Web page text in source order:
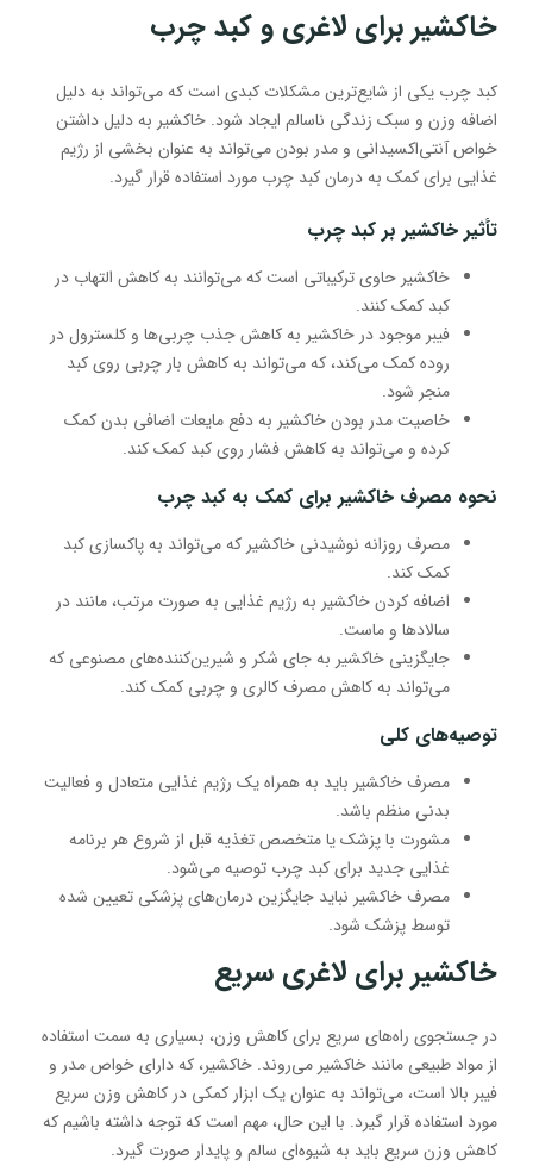
خاکشیر برای لاغری و کبد چرب
کبد چرب یکی از شایع‌ترین مشکلات کبدی است که می‌تواند به دلیل
اضافه وزن و سبک زندگی ناسالم ایجاد شود. خاکشیر به دلیل داشتن
خواص آنتی‌اکسیدانی و مدر بودن می‌تواند به عنوان بخشی از رژیم
غذایی برای کمک به درمان کبد چرب مورد استفاده قرار گیرد.
تأثیر خاکشیر بر کبد چرب
خاکشیر حاوی ترکیباتی است که می‌توانند به کاهش التهاب در
کبد کمک کنند.
فیبر موجود در خاکشیر به کاهش جذب چربی‌ها و کلسترول در
روده کمک می‌کند، که می‌تواند به کاهش بار چربی روی کبد
منجر شود.
خاصیت مدر بودن خاکشیر به دفع مایعات اضافی بدن کمک
کرده و می‌تواند به کاهش فشار روی کبد کمک کند.
نحوه مصرف خاکشیر برای کمک به کبد چرب
مصرف روزانه نوشیدنی خاکشیر که می‌تواند به پاکسازی کبد
کمک کند.
اضافه کردن خاکشیر به رژیم غذایی به صورت مرتب، مانند در
سالادها و ماست.
جایگزینی خاکشیر به جای شکر و شیرین‌کننده‌های مصنوعی که
می‌تواند به کاهش مصرف کالری و چربی کمک کند.
توصیه‌های کلی
مصرف خاکشیر باید به همراه یک رژیم غذایی متعادل و فعالیت
بدنی منظم باشد.
مشورت با پزشک یا متخصص تغذیه قبل از شروع هر برنامه
غذایی جدید برای کبد چرب توصیه می‌شود.
مصرف خاکشیر نباید جایگزین درمان‌های پزشکی تعیین شده
توسط پزشک شود.
خاکشیر برای لاغری سریع
در جستجوی راه‌های سریع برای کاهش وزن، بسیاری به سمت استفاده
از مواد طبیعی مانند خاکشیر می‌روند. خاکشیر، که دارای خواص مدر و
فیبر بالا است، می‌تواند به عنوان یک ابزار کمکی در کاهش وزن سریع
مورد استفاده قرار گیرد. با این حال، مهم است که توجه داشته باشیم که
کاهش وزن سریع باید به شیوه‌ای سالم و پایدار صورت گیرد.